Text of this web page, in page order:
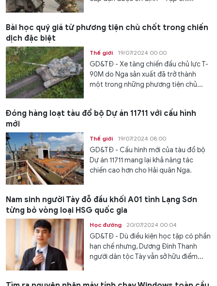
Bài học quý giá từ phương tiện chủ chốt trong chiến
dịch đặc biệt
Thế giới 19/07/2024 00:00
GD&TĐ - Xe tăng chiến đấu chủ lực T-
90M do Nga sản xuất đã trở thành
một trong những phương tiện chủ...
Đóng hàng loạt tàu đổ bộ Dự án 11711 với cấu hình
mới
Thế giới 19/07/2024 08:00
GD&TĐ - Cấu hình mới của tàu đổ bộ
Dự án 11711 mang lại khả năng tác
chiến cao hơn cho Hải quân Nga.
Nam sinh người Tày đỗ đầu khối A01 tỉnh Lạng Sơn
từng bỏ vòng loại HSG quốc gia
Học đường 20/07/2024 00:04
GD&TĐ - Dù điều kiện học tập có phần
hạn chế nhưng, Dương Đình Thanh
người dân tộc Tày vẫn sở hữu điểm...